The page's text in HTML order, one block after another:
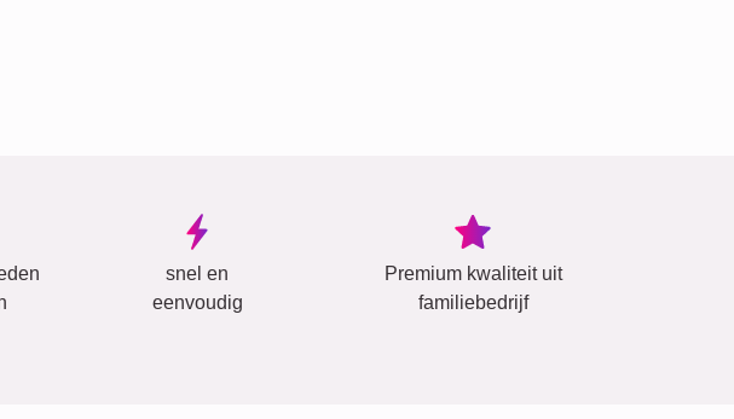
snel en
eenvoudig
Premium kwaliteit uit
familiebedrijf